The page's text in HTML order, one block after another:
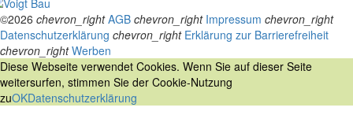
©2026 chevron_right AGB chevron_right Impressum chevron_right
Datenschutzerklärung chevron_right Erklärung zur Barrierefreiheit
chevron_right Werben
Diese Webseite verwendet Cookies. Wenn Sie auf dieser Seite
weitersurfen, stimmen Sie der Cookie-Nutzung
zuOKDatenschutzerklärung